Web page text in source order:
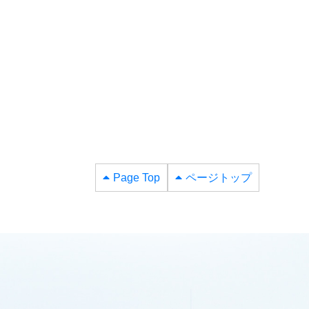
ページトップ
Page Top